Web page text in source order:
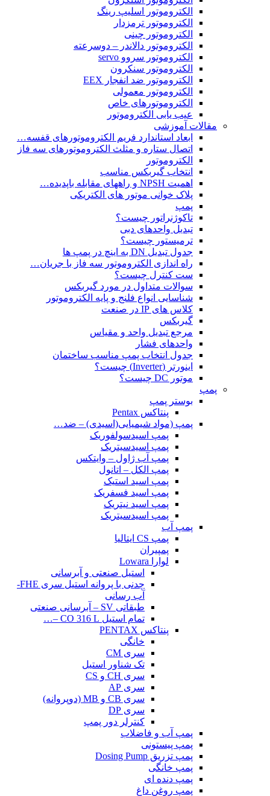
الکتروموتور اسلیپ رینگ
الکتروموتور ترمزدار
الکتروموتور چینی
الکتروموتور دالاندر – دوسرعته
الکتروموتور سروو servo
الکتروموتور سنکرون
الکتروموتور ضد انفجار EEX
الکتروموتور معمولی
الکتروموتورهای خاص
عیب یابی الکتروموتور
مقالات آموزشی
ابعاد استاندارد فریم الکتروموتورهای قفسه…
اتصال ستاره و مثلث الکتروموتورهای سه فاز
الکتروموتور
انتخاب گیربکس مناسب
اهمیت NPSH و راههای مقابله باپدیده…
پلاک خوانی موتور های الکتریکی
پمپ
تاکوژنراتور چیست؟
تبدیل واحدهای دبی
ترمیستور چیست؟
جدول تبدیل DN به اینچ در پمپ ها
راه اندازی الکتروموتور سه فاز با جریان…
ست کنترل چیست؟
سوالات متداول در مورد گیربکس
شناسایی انواع فلنج و پایه الکتروموتور
کلاس های IP در صنعت
گیربکس
مرجع تبدیل واحد و مقیاس
واحدهای فشار
جدول انتخاب پمپ مناسب ساختمان
اینورتر (Inverter) چیست؟
موتور DC چیست؟
پمپ
بوستر پمپ
پنتاکس Pentax
پمپ (مواد شیمیایی(اسیدی) – ضد…
پمپ اسیدسولفوریک
پمپ اسیدسیتریک
پمپ آب ژاول – وایتکس
پمپ الکل – اتانول
پمپ اسید استیک
پمپ اسید فسفریک
پمپ اسید نیتریک
پمپ اسیدسیتریک
پمپ آب
پمپ CS ایتالیا
پمپیران
لوارا Lowara
استیل صنعتی و آبرسانی
چدنی با پروانه استیل سری FHE-
آب رسانی
طبقاتی SV – آبرسانی صنعتی
تمام استیل CO 316 L –…
پنتاکس PENTAX
خانگی
سری CM
تک شناور استیل
سری CH و CS
سری AP
سری CB و MB (دوپروانه)
سری DP
کنترلر دور پمپ
پمپ آب و فاضلاب
پمپ پیستونی
پمپ تزریق Dosing Pump
پمپ خانگی
پمپ دنده ای
پمپ روغن داغ